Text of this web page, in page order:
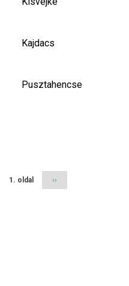
Kajdacs
Pusztahencse
1. oldal
Következő
oldal
››